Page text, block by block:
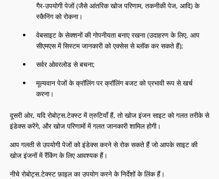
गैर-उपयोगी पेजों (जैसे आंतरिक खोज परिणाम, तकनीकी पेज, आदि) के
स्कैनिंग को रोकना।
वेबसाइट के सेक्शनों की गोपनीयता बनाए रखना (उदाहरण के लिए, आप
सीएमएस में सिस्टम जानकारी को एक्सेस से ब्लॉक कर सकते हैं);
सर्वर ओवरलोड से बचना;
मूल्यवान पेजों के क्रॉलिंग पर क्रॉलिंग बजट को प्रभावी रूप से खर्च
करना।
दूसरी ओर, यदि रोबोट्स.टेक्स्ट में त्रुटियाँ हैं, तो खोज इंजन साइट को गलत तरीके से
इंडेक्स करेंगे, और खोज परिणामों में गलत जानकारी शामिल होगी।
आप गलती से उपयोगी पेजों को इंडेक्स करने से रोक सकते हैं जो आपके साइट की
खोज इंजनों में रैंकिंग के लिए आवश्यक हैं।
नीचे रोबोट्स.टेक्स्ट फ़ाइल का उपयोग करने के निर्देशों के लिंक हैं।